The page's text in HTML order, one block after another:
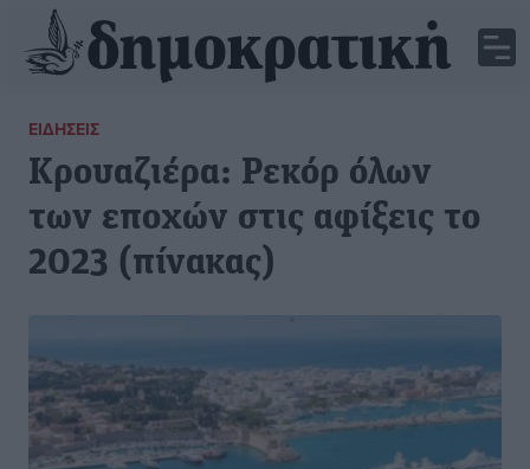
ΕΙΔΉΣΕΙΣ
Κρουαζιέρα: Ρεκόρ όλων
των εποχών στις αφίξεις το
2023 (πίνακας)